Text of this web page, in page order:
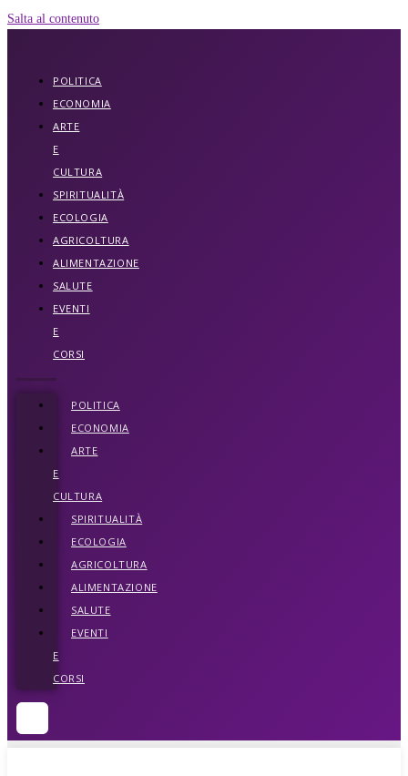
Salta al contenuto
POLITICA
ECONOMIA
ARTE
E
CULTURA
SPIRITUALITÀ
ECOLOGIA
AGRICOLTURA
ALIMENTAZIONE
SALUTE
EVENTI
E
CORSI
POLITICA
ECONOMIA
ARTE
E
CULTURA
SPIRITUALITÀ
ECOLOGIA
AGRICOLTURA
ALIMENTAZIONE
SALUTE
EVENTI
E
CORSI